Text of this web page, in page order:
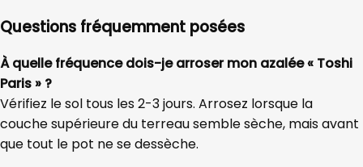
Questions fréquemment posées
À quelle fréquence dois-je arroser mon azalée « Toshi
Paris » ?
Vérifiez le sol tous les 2-3 jours. Arrosez lorsque la
couche supérieure du terreau semble sèche, mais avant
que tout le pot ne se dessèche.